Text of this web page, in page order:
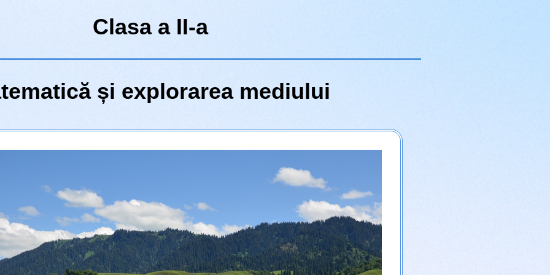
Clasa a II-a
și explorarea mediului